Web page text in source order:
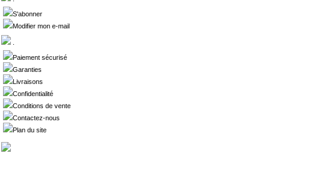
S'abonner
Modifier mon e-mail
Paiement sécurisé
Garanties
Livraisons
Confidentialité
Conditions de vente
Contactez-nous
Plan du site